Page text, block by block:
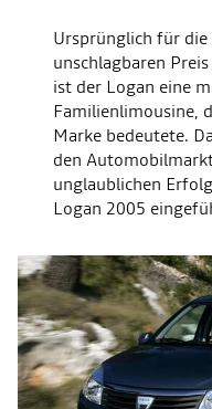
Ursprünglich für
unschlagbaren
ist der Logan eine
Familienlimousine,
Marke bedeutete.
den
unglaublichen
Logan 2005